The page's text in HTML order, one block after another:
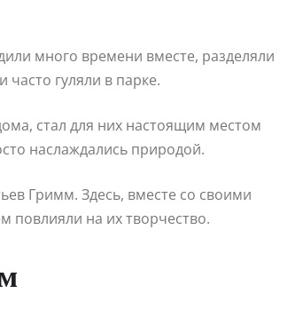
много времени вместе, разделяли
гуляли в парке.
стал для них настоящим местом
наслаждались природой.
Гримм. Здесь, вместе со своими
повлияли на их творчество.